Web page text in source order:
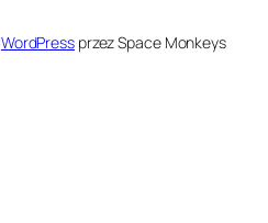
WordPressprzez Space Monkeys